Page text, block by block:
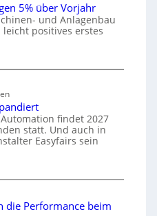
5% über Vorjahr
und Anlagenbau
positives erstes
findet 2027
statt. Und auch in
Easyfairs sein
die Performance beim